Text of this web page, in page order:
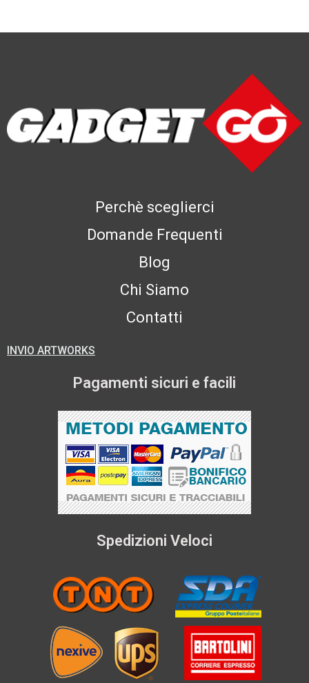
Perchè sceglierci
Domande Frequenti
Blog
Chi Siamo
Contatti
INVIO ARTWORKS
Pagamenti sicuri e facili
Spedizioni Veloci